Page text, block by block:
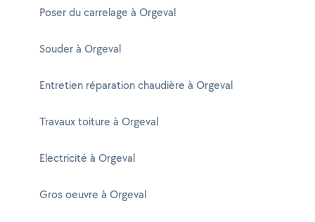
Poser du carrelage à Orgeval
Souder à Orgeval
Entretien réparation chaudière à Orgeval
Travaux toiture à Orgeval
Electricité à Orgeval
Gros oeuvre à Orgeval